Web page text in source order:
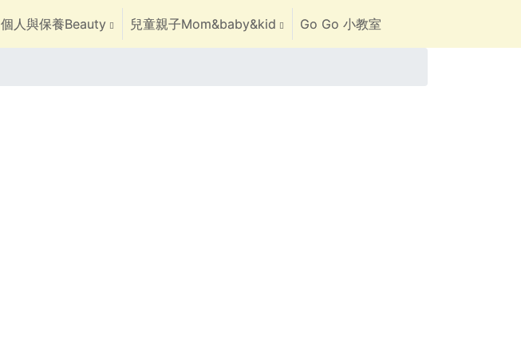
個人與保養Beauty 兒童親子Mom&baby&kid Go Go 小教室